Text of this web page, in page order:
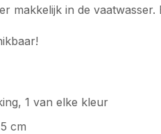
makkelijk in de
1 van elke kleur
cm